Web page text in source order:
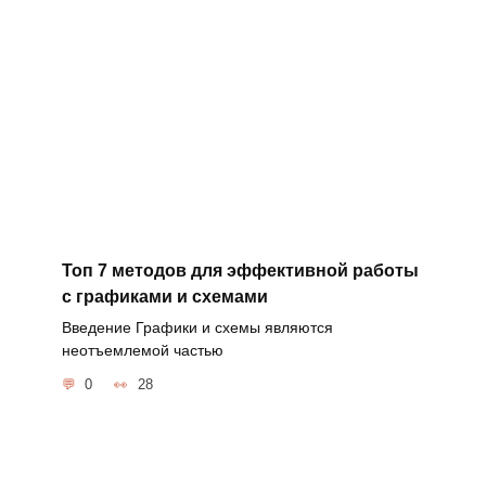
Топ 7 методов для эффективной работы
с графиками и схемами
Введение Графики и схемы являются
неотъемлемой частью
0 28